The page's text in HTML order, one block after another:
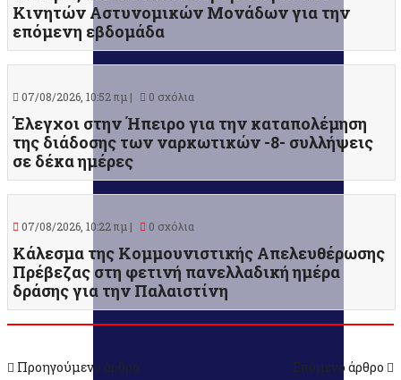
Κινητών Αστυνομικών Μονάδων για την
επόμενη εβδομάδα
07/08/2026, 10:52 πμ | 0 σχόλια
Έλεγχοι στην Ήπειρο για την καταπολέμηση
της διάδοσης των ναρκωτικών -8- συλλήψεις
σε δέκα ημέρες
07/08/2026, 10:22 πμ | 0 σχόλια
Κάλεσμα της Κομμουνιστικής Απελευθέρωσης
Πρέβεζας στη φετινή πανελλαδική ημέρα
δράσης για την Παλαιστίνη
Προηγούμενο άρθρο Επόμενο άρθρο